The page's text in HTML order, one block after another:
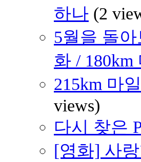
하나 (2
5월을 돌
화 / 180km
215km 마
views)
다시 찾은
[영화] 사